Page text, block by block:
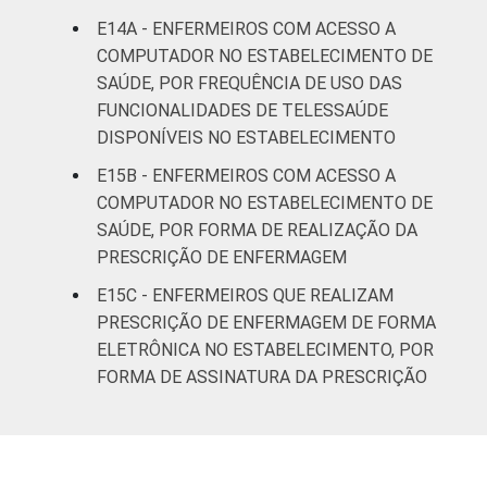
E14A - ENFERMEIROS COM ACESSO A
COMPUTADOR NO ESTABELECIMENTO DE
SAÚDE, POR FREQUÊNCIA DE USO DAS
FUNCIONALIDADES DE TELESSAÚDE
DISPONÍVEIS NO ESTABELECIMENTO
E15B - ENFERMEIROS COM ACESSO A
COMPUTADOR NO ESTABELECIMENTO DE
SAÚDE, POR FORMA DE REALIZAÇÃO DA
PRESCRIÇÃO DE ENFERMAGEM
E15C - ENFERMEIROS QUE REALIZAM
PRESCRIÇÃO DE ENFERMAGEM DE FORMA
ELETRÔNICA NO ESTABELECIMENTO, POR
FORMA DE ASSINATURA DA PRESCRIÇÃO